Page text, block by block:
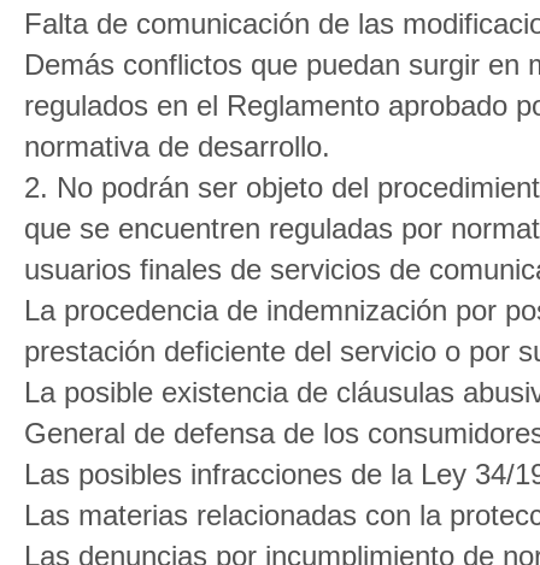
Falta de comunicación de las
Demás conflictos que puedan surgir en
regulados en el Reglamento aprobado
normativa de desarrollo.
2. No podrán ser objeto del
que se encuentren reguladas por
usuarios finales de servicios de
La procedencia de indemnización por
prestación deficiente del servicio o por
La posible existencia de cláusulas
General de defensa de los
Las posibles infracciones de la Ley 34/
Las materias relacionadas con la
Las denuncias por incumplimiento de